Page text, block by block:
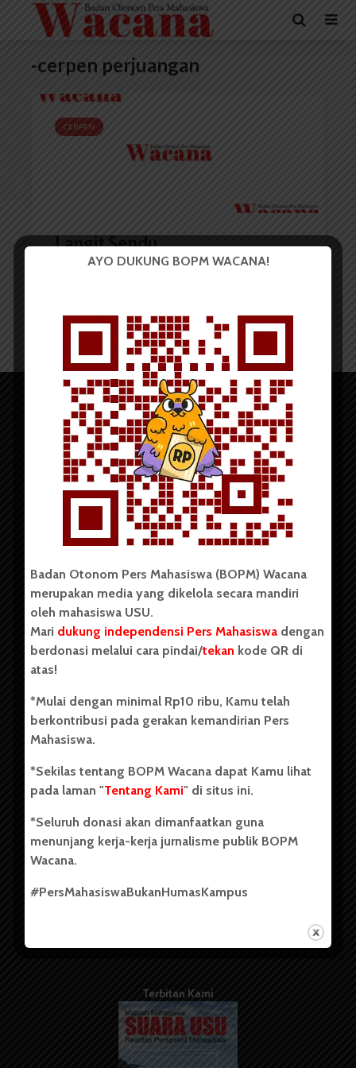
-cerpen perjuangan
CERPEN
Langit Sendu
Copyright © 2023. All rights reserved BOPM WACANA.
Badan Otonom Pers Mahasiswa (BOPM) Wacana merupakan
pers mahasiswa yang berdiri di luar kampus dan dikelola
secara mandiri oleh mahasiswa Universitas Sumatera Utara
(USU). Sebelumnya BOPM Wacana merupakan salah satu
Unit Kegiatan Mahasiswa (UKM) di Universitas Sumatera
berdiri pada 1 Juli 1995.
Kontribusi
Info Iklan
Pedoman Media Siber
Kode Etik Jurnalistik
Terbitan Kami
AYO DUKUNG BOPM WACANA!
Badan Otonom Pers Mahasiswa (BOPM) Wacana
merupakan media yang dikelola secara mandiri
oleh mahasiswa USU.
Mari dukung independensi Pers Mahasiswa dengan
berdonasi melalui cara pindai/tekan kode QR di
atas!
*Mulai dengan minimal Rp10 ribu, Kamu telah
berkontribusi pada gerakan kemandirian Pers
Mahasiswa.
*Sekilas tentang BOPM Wacana dapat Kamu lihat
pada laman "Tentang Kami" di situs ini.
*Seluruh donasi akan dimanfaatkan guna
menunjang kerja-kerja jurnalisme publik BOPM
Wacana.
#PersMahasiswaBukanHumasKampus